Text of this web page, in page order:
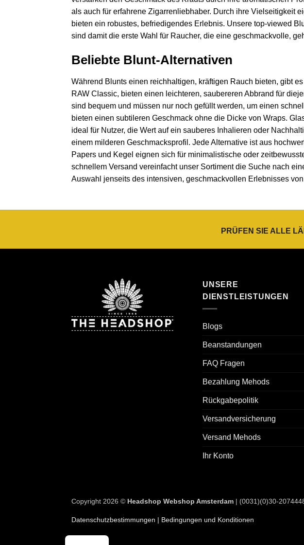
als auch für erfahrene Zigarrenliebhaber. Durch ihre Vielseitigkeit
bieten ein robustes, befriedigendes Erlebnis. Unsere top-viewed
sind damit die erste Wahl für Raucher, die eine geschmackvolle,
Beliebte Blunt-Alternativen
Während Blunts einen reichhaltigen, kräftigen Rauch bieten, gibt
RAW Classic, bieten einen leichteren, saubereren Abbrand für
sind bequem und müssen nur noch gefüllt werden, um einen
bieten einen subtileren Geschmack ohne die Dicke von Wraps.
ideal für Nutzer, die Wert auf ein sauberes Inhalieren oder
einem milderen Geschmacksprofil. Jede Alternative ist aus
Papers und Kegel eignen sich für minimalistische oder
schnellem Versand vereinfacht unser Sortiment die Suche nach
Auswahl jenseits des intensiven, geschmackvollen Erlebnisses
PRÜFEN SIE ALLE
UNSERE
DIENSTLEISTUNGEN
Blogs
Beanstandungen
FAQ Fragen
Bezahlung Mehods
Rückgabepolitik
Versandversicherung
Versand Mehods
Ihr Konto
Copyright 2026 © Headshop Webshop Amsterdam | (0031)(0)30-
Datenschutzbestimmungen | Bedingungen und Konditionen